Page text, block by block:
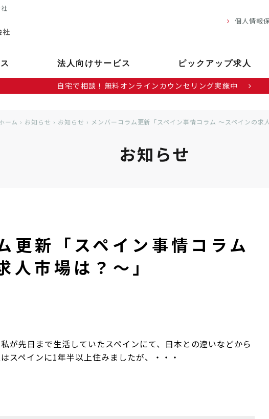
個人情報
法人向けサービス ピックアップ求人
自宅で相談！無料オンラインカウンセリング実施中
ーム › お知らせ › お知らせ › メンバーコラム更新「スペイン事情コラム ～スペインの求
お知らせ
更新「スペイン事情コラム
人市場は？～」
が先日まで生活していたスペインにて、日本との違いなどから
スペインに1年半以上住みましたが、・・・